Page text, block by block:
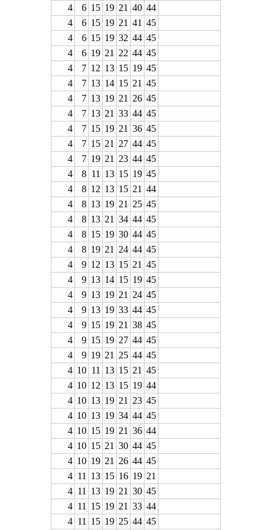
4
6 15 19 21 40 44
4
6 15 19 21 41 45
4
6 15 19 32 44 45
4
6 19 21 22 44 45
4
7 12 13 15 19 45
4
7 13 14 15 21 45
4
7 13 19 21 26 45
4
7 13 21 33 44 45
4
7 15 19 21 36 45
4
7 15 21 27 44 45
4
7 19 21 23 44 45
4
8 11 13 15 19 45
4
8 12 13 15 21 44
4
8 13 19 21 25 45
4
8 13 21 34 44 45
4
8 15 19 30 44 45
4
8 19 21 24 44 45
4
9 12 13 15 21 45
4
9 13 14 15 19 45
4
9 13 19 21 24 45
4
9 13 19 33 44 45
4
9 15 19 21 38 45
4
9 15 19 27 44 45
4
9 19 21 25 44 45
4 10 11 13 15 21 45
4 10 12 13 15 19 44
4 10 13 19 21 23 45
4 10 13 19 34 44 45
4 10 15 19 21 36 44
4 10 15 21 30 44 45
4 10 19 21 26 44 45
4 11 13 15 16 19 21
4 11 13 19 21 30 45
4 11 15 19 21 33 44
4 11 15 19 25 44 45